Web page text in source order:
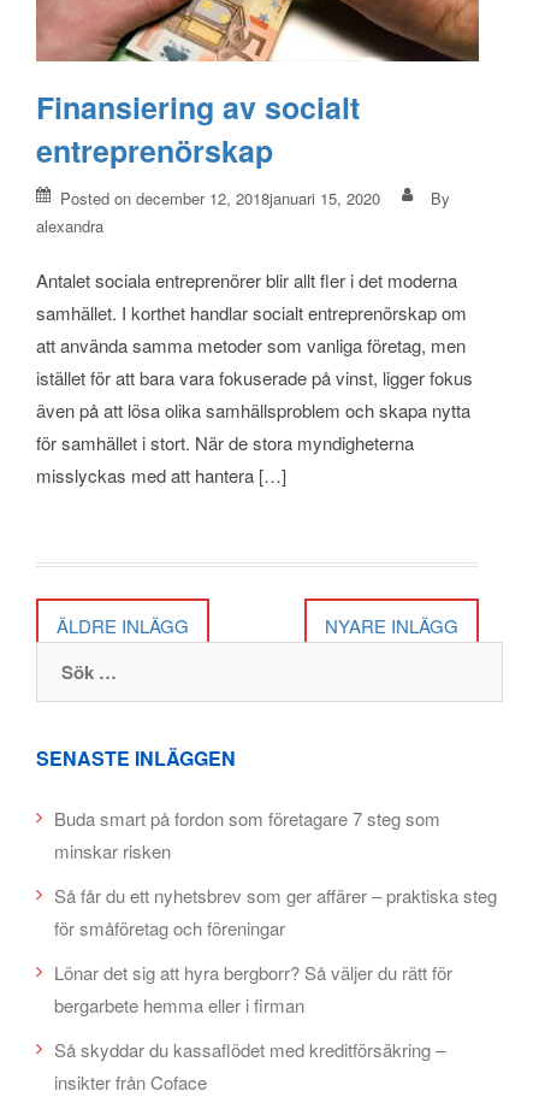
Finansiering av socialt
entreprenörskap
Posted on december 12, 2018januari 15, 2020
By
alexandra
Antalet sociala entreprenörer blir allt fler i det moderna
samhället. I korthet handlar socialt entreprenörskap om
att använda samma metoder som vanliga företag, men
istället för att bara vara fokuserade på vinst, ligger fokus
även på att lösa olika samhällsproblem och skapa nytta
för samhället i stort. När de stora myndigheterna
misslyckas med att hantera […]
ÄLDRE INLÄGG NYARE INLÄGG
SENASTE INLÄGGEN
Buda smart på fordon som företagare 7 steg som
minskar risken
Så får du ett nyhetsbrev som ger affärer – praktiska steg
för småföretag och föreningar
Lönar det sig att hyra bergborr? Så väljer du rätt för
bergarbete hemma eller i firman
Så skyddar du kassaflödet med kreditförsäkring –
insikter från Coface